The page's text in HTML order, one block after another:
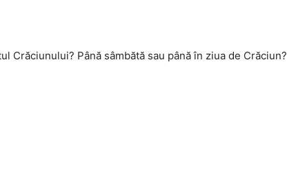
Crăciunului? Până sâmbătă sau până în ziua de Crăciun?